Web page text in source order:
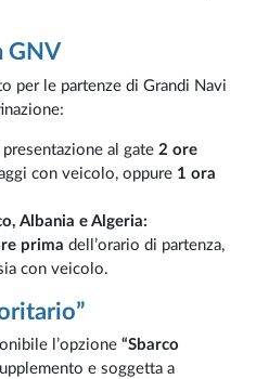
GNV
per le partenze di Grandi Navi
presentazione al gate 2 ore
con veicolo, oppure 1 ora
Albania e Algeria:
prima dell’orario di partenza,
con veicolo.
l’opzione“Sbarco
e soggetta a